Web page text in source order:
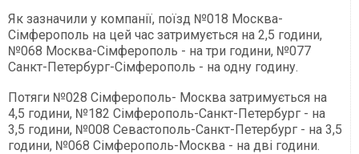
Як зазначили у компанії, поїзд №018 Москва-
Сімферополь на цей час затримується на 2,5 години,
№068 Москва-Сімферополь - на три години, №077
Санкт-Петербург-Сімферополь - на одну годину.
Потяги №028 Сімферополь- Москва затримується на
4,5 години, №182 Сімферополь-Санкт-Петербург - на
3,5 години, №008 Севастополь-Санкт-Петербург - на 3,5
години, №068 Сімферополь-Москва - на дві години.